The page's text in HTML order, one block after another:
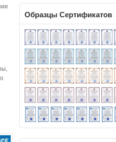
Образцы Сертификатов